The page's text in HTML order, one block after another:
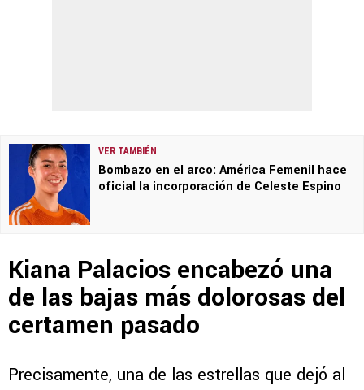
VER TAMBIÉN
Bombazo en el arco: América Femenil hace
oficial la incorporación de Celeste Espino
Kiana Palacios encabezó una
de las bajas más dolorosas del
certamen pasado
Precisamente, una de las estrellas que dejó al